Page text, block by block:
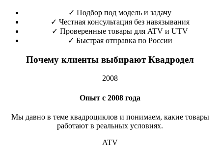
✓ Подбор под модель и задачу
✓ Честная консультация без навязывания
✓ Проверенные товары для ATV и UTV
✓ Быстрая отправка по России
Почему клиенты выбирают Квадродел
2008
Опыт с 2008 года
Мы давно в теме квадроциклов и понимаем, какие товары
работают в реальных условиях.
ATV